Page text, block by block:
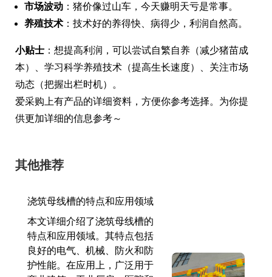
市场波动 ：猪价像过山车，今天赚明天亏是常事。
养殖技术 ：技术好的养得快、病得少，利润自然高。
小贴士 ：想提高利润，可以尝试自繁自养（减少猪苗成
本）、学习科学养殖技术（提高生长速度）、关注市场
动态（把握出栏时机）。
爱采购上有产品的详细资料，方便你参考选择。为你提
供更加详细的信息参考～
其他推荐
浇筑母线槽的特点和应用领域
本文详细介绍了浇筑母线槽的
特点和应用领域。其特点包括
良好的电气、机械、防火和防
护性能。在应用上，广泛用于